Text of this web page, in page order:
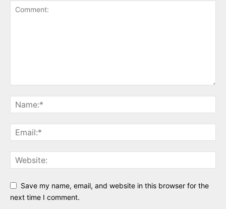
Save my name, email, and website in this browser for the
next time I comment.